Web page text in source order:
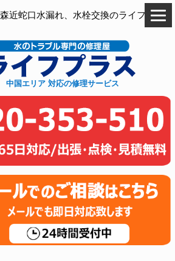
近蛇口水漏れ、水栓交換のライフプラ
中国エリア 対応の修理サービス